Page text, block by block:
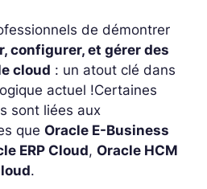
de démontrer
configurer, et gérer des
cloud : un atout clé dans
actuel !Certaines
sont liées aux
que Oracle E-Business
ERP Cloud, Oracle HCM
.